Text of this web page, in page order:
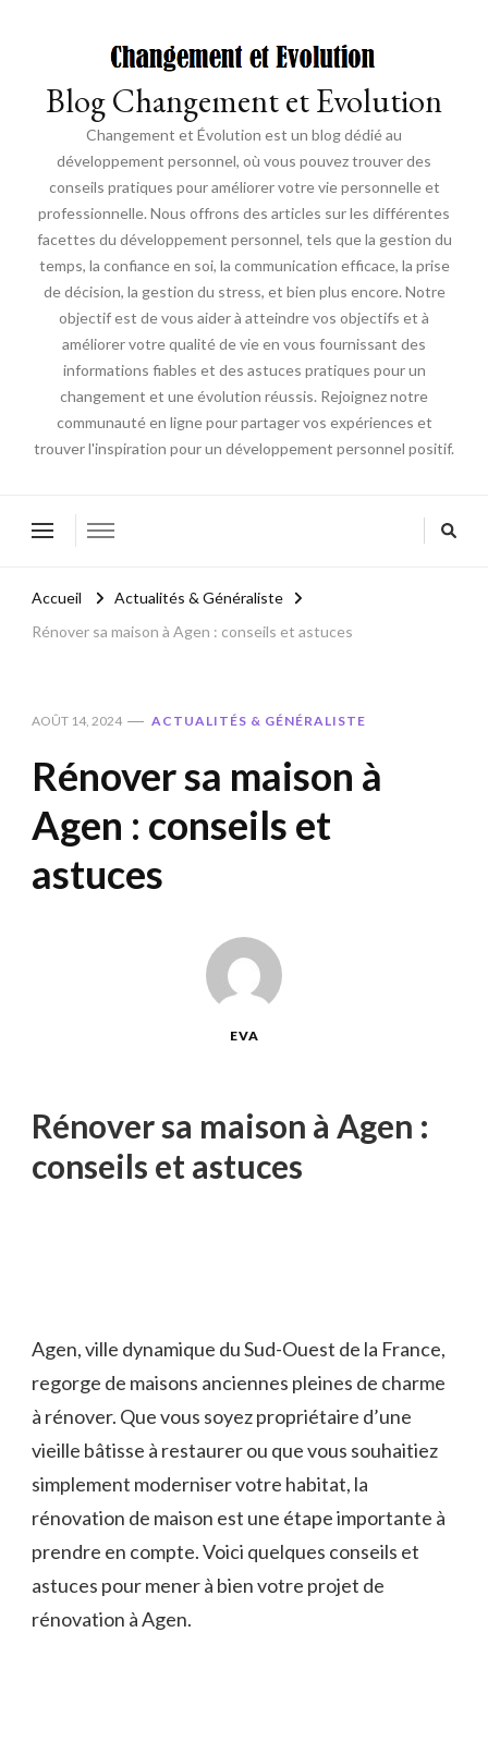
Blog Changement et Evolution
Changement et Évolution est un blog dédié au
développement personnel, où vous pouvez trouver des
conseils pratiques pour améliorer votre vie personnelle et
professionnelle. Nous offrons des articles sur les différentes
facettes du développement personnel, tels que la gestion du
temps, la confiance en soi, la communication efficace, la prise
de décision, la gestion du stress, et bien plus encore. Notre
objectif est de vous aider à atteindre vos objectifs et à
améliorer votre qualité de vie en vous fournissant des
informations fiables et des astuces pratiques pour un
changement et une évolution réussis. Rejoignez notre
communauté en ligne pour partager vos expériences et
trouver l'inspiration pour un développement personnel positif.
Accueil
Actualités & Généraliste
Rénover sa maison à Agen : conseils et astuces
AOÛT 14, 2024 ACTUALITÉS & GÉNÉRALISTE
Rénover sa maison à
Agen : conseils et
astuces
EVA
Rénover sa maison à Agen :
conseils et astuces
Agen, ville dynamique du Sud-Ouest de la France,
regorge de maisons anciennes pleines de charme
à rénover. Que vous soyez propriétaire d’une
vieille bâtisse à restaurer ou que vous souhaitiez
simplement moderniser votre habitat, la
rénovation de maison est une étape importante à
prendre en compte. Voici quelques conseils et
astuces pour mener à bien votre projet de
rénovation à Agen.